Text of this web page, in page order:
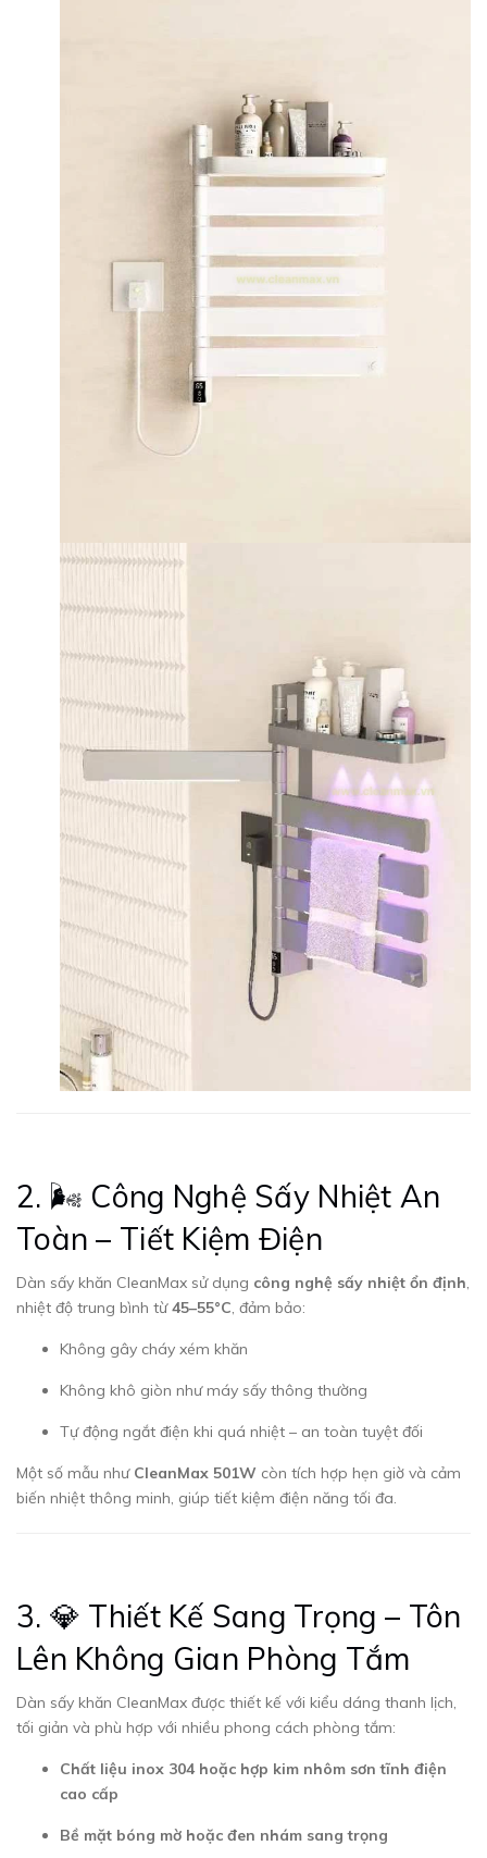
2. 🌬 Công Nghệ Sấy Nhiệt An
Toàn – Tiết Kiệm Điện
Dàn sấy khăn CleanMax sử dụng công nghệ sấy nhiệt ổn định,
nhiệt độ trung bình từ45–55°C, đảm bảo:
Không gây cháy xém khăn
Không khô giòn như máy sấy thông thường
Tự động ngắt điện khi quá nhiệt – an toàn tuyệt đối
Một số mẫu như CleanMax 501W còn tích hợp hẹn giờ và cảm
biến nhiệt thông minh, giúp tiết kiệm điện năng tối đa.
3. 💎 Thiết Kế Sang Trọng – Tôn
Lên Không Gian Phòng Tắm
Dàn sấy khăn CleanMax được thiết kế với kiểu dáng thanh lịch,
tối giản và phù hợp với nhiều phong cách phòng tắm:
Chất liệu inox 304 hoặc hợp kim nhôm sơn tĩnh điện
cao cấp
Bề mặt bóng mờ hoặc đen nhám sang trọng